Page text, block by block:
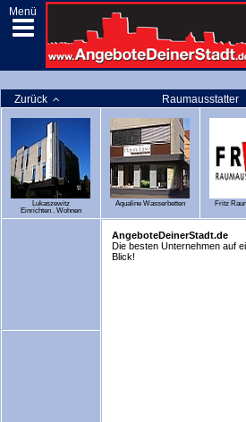
Menü
Zurück Raumausstatter
Lukaszewitz
Einrichten . Wohnen
Aqualine Wasserbetten Fritz
AngeboteDeinerStadt.de
Die besten Unternehmen auf
Blick!